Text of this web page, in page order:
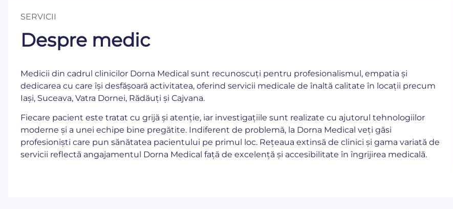
SERVICII
Despre medic
Medicii din cadrul clinicilor Dorna Medical sunt recunoscuți pentru profesionalismul, empatia și
dedicarea cu care își desfășoară activitatea, oferind servicii medicale de înaltă calitate în locații precum
Iași, Suceava, Vatra Dornei, Rădăuți și Cajvana.
Fiecare pacient este tratat cu grijă și atenție, iar investigațiile sunt realizate cu ajutorul tehnologiilor
moderne și a unei echipe bine pregătite. Indiferent de problemă, la Dorna Medical veți găsi
profesioniști care pun sănătatea pacientului pe primul loc. Rețeaua extinsă de clinici și gama variată de
servicii reflectă angajamentul Dorna Medical față de excelență și accesibilitate în îngrijirea medicală.